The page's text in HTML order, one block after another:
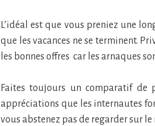
L’idéal est que vous preniez une
que les vacances ne se terminent.
les bonnes offres car les arnaques
Faites toujours un comparatif de
appréciations que les internautes
vous abstenez pas de regarder sur